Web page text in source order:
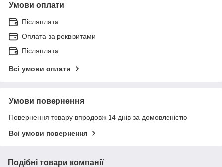
Умови оплати
Післяплата
Оплата за реквізитами
Післяплата
Всі умови оплати
Умови повернення
Повернення товару впродовж 14 днів за домовленістю
Всі умови повернення
Подібні товари компанії